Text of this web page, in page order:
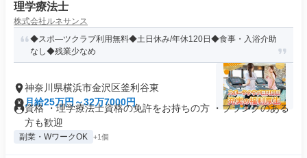
理学療法士
株式会社ルネサンス
◆スポ―ツクラブ利用無料◆土日休み/年休120日◆食事・入浴介助
なし◆残業少なめ
神奈川県横浜市金沢区釜利谷東
月給25万円～32万7000円
資格 ・理学療法士資格の免許をお持ちの方 ・ブランクのある
方も歓迎
副業・WワークOK +1個